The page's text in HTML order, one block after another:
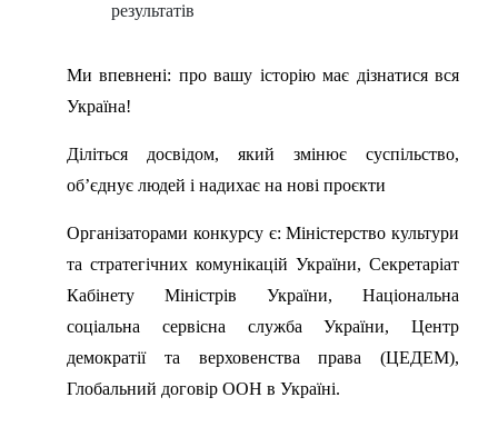
результатів
Ми впевнені: про вашу історію має дізнатися вся
Україна!
Діліться досвідом, який змінює суспільство,
об’єднує людей і надихає на нові проєкти
Організаторами конкурсу є: Міністерство культури
та стратегічних комунікацій України, Секретаріат
Кабінету Міністрів України, Національна
соціальна сервісна служба України, Центр
демократії та верховенства права (ЦЕДЕМ),
Глобальний договір ООН в Україні.